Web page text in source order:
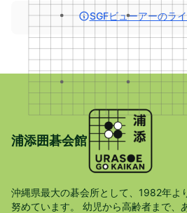
SGFビューアーのラ
浦添囲碁会館
沖縄県最大の碁会所として、1982年よ
努めています。 幼児から高齢者まで、